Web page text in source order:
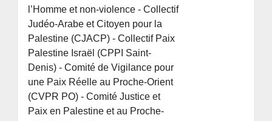
l’Homme et non-violence - Collectif
Judéo-Arabe et Citoyen pour la
Palestine (CJACP) - Collectif Paix
Palestine Israël (CPPI Saint-
Denis) - Comité de Vigilance pour
une Paix Réelle au Proche-Orient
(CVPR PO) - Comité Justice et
Paix en Palestine et au Proche-